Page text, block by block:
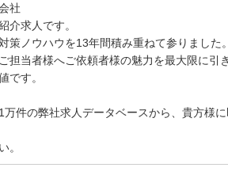
社
介求人です。
策ノウハウを13年間積み重ねて参りました
担当者様へご依頼者様の魅力を最大限に引
です。
万件の弊社求人データベースから、貴方様
。